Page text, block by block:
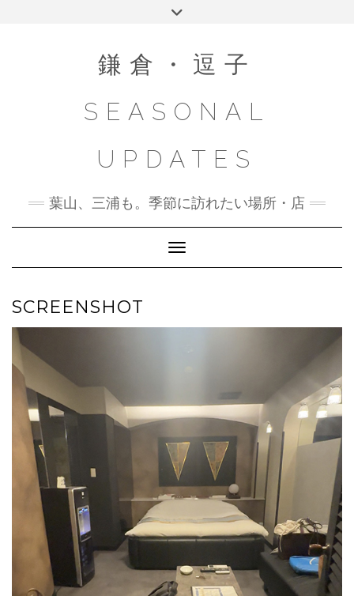
鎌倉・逗子
SEASONAL
UPDATES
葉山、三浦も。季節に訪れたい場所・店
Toggle Navigation
SCREENSHOT